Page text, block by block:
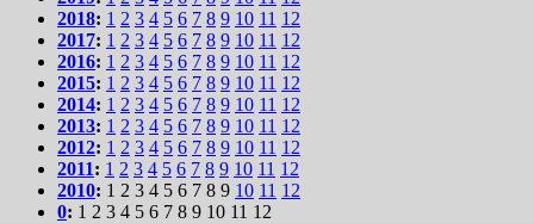
2018: 1 2 3 4 5 6 7 8 9 10 11 12
2017: 1 2 3 4 5 6 7 8 9 10 11 12
2016: 1 2 3 4 5 6 7 8 9 10 11 12
2015: 1 2 3 4 5 6 7 8 9 10 11 12
2014: 1 2 3 4 5 6 7 8 9 10 11 12
2013: 1 2 3 4 5 6 7 8 9 10 11 12
2012: 1 2 3 4 5 6 7 8 9 10 11 12
2011: 1 2 3 4 5 6 7 8 9 10 11 12
2010: 1 2 3 4 5 6 7 8 9 10 11 12
0: 1 2 3 4 5 6 7 8 9 10 11 12